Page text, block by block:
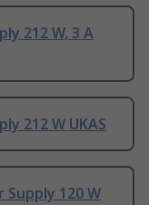
212 W, 3 A
212 W UKAS
Supply 120 W